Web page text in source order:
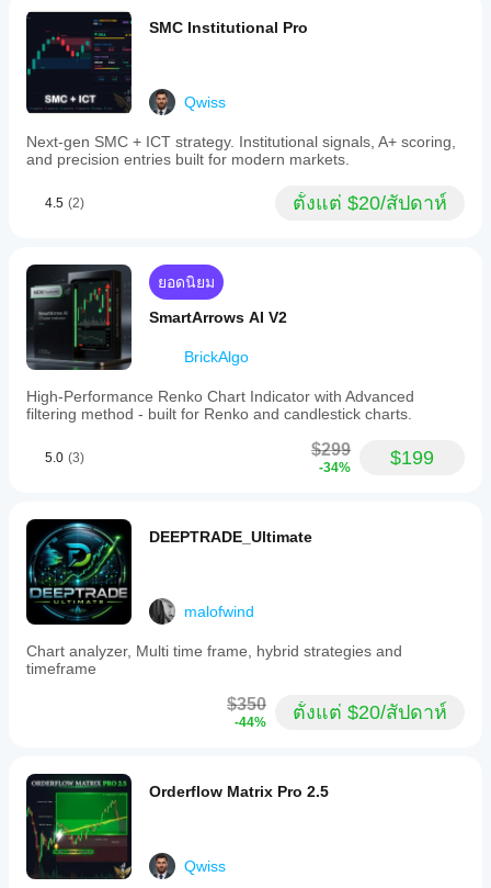
SMC Institutional Pro
Qwiss
Next-gen SMC + ICT strategy. Institutional signals, A+ scoring,
and precision entries built for modern markets.
4.5 (2) ตั้งแต่ $20/สัปดาห์
ยอดนิยม
SmartArrows AI V2
BrickAlgo
High-Performance Renko Chart Indicator with Advanced
filtering method - built for Renko and candlestick charts.
5.0 (3) $299
-34% $199
DEEPTRADE_Ultimate
malofwind
Chart analyzer, Multi time frame, hybrid strategies and
timeframe
$350
-44% ตั้งแต่ $20/สัปดาห์
Orderflow Matrix Pro 2.5
Qwiss